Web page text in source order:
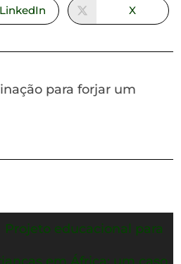
LinkedIn X
para forjar um